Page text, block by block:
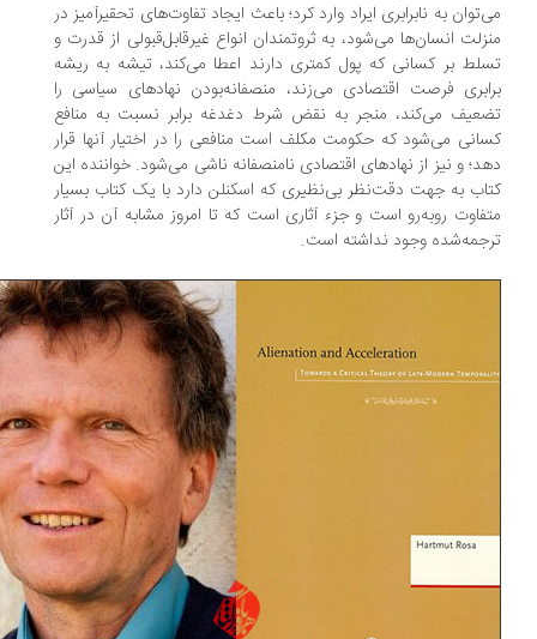
به نابرابری ایراد وارد کرد؛ باعث ایجاد تفاوت‌های تحقیرآمیز در
انسان‌ها می‌شود، به ثروتمندان انواع غیرقابل‌قبولی از قدرت و
بر کسانی که پول کمتری دارند اعطا می‌کند، تیشه به ریشه‌‌
فرصت اقتصادی می‌زند، منصفانه‌بودن نهادهای سیاسی را
می‌کند، منجر به نقض شرط دغدغه‌‌ برابر نسبت به منافع
می‌شود که حکومت مکلف است منافعی را در اختیار آنها قرار
و نیز از نهادهای اقتصادی نامنصفانه‌ ناشی می‌شود. خواننده این‌
به جهت دقت‌نظر‌ بی‌نظیری که اسکنلن دارد با یک کتاب بسیار
روبه‌رو است و جزء آثاری است که تا امروز مشابه آن در آثار
وجود نداشته است.